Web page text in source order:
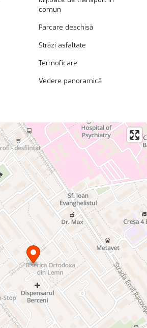
comun
Parcare deschisă
Străzi asfaltate
Termoficare
Vedere panoramică